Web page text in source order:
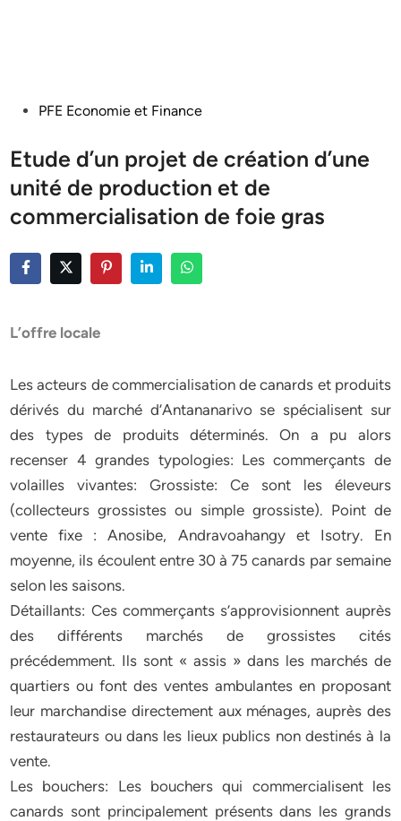
PostedPFE Economie et Finance
Etude d’un projet de création d’une
unité de production et de
commercialisation de foie gras
L’offre locale
Les acteurs de commercialisation de canards et produits
dérivés du marché d’Antananarivo se spécialisent sur
des types de produits déterminés. On a pu alors
recenser 4 grandes typologies: Les commerçants de
volailles vivantes: Grossiste: Ce sont les éleveurs
(collecteurs grossistes ou simple grossiste). Point de
vente fixe : Anosibe, Andravoahangy et Isotry. En
moyenne, ils écoulent entre 30 à 75 canards par semaine
selon les saisons.
Détaillants: Ces commerçants s’approvisionnent auprès
des différents marchés de grossistes cités
précédemment. Ils sont « assis » dans les marchés de
quartiers ou font des ventes ambulantes en proposant
leur marchandise directement aux ménages, auprès des
restaurateurs ou dans les lieux publics non destinés à la
vente.
Les bouchers: Les bouchers qui commercialisent les
canards sont principalement présents dans les grands